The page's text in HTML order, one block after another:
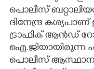
പൊലീസ്
ദിനേന്ദ്ര
ട്രാഫിക് ആൻഡ്
ഐ.ജിയായിരുന്ന
പൊലീസ്